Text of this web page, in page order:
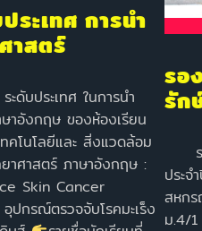
ระเทศ การนำ
าสตร์
บประเทศ ในการนำ
าอังกฤษ ของห้องเรียน
โนโลยีและ สิ่งแวดล้อม
าศาสตร์ ภาษาอังกฤษ :
Skin Cancer
กรณ์ตรวจจับโรคมะเร็ง
รอ
รัก
รา
ประจ
สหก
ม.4/